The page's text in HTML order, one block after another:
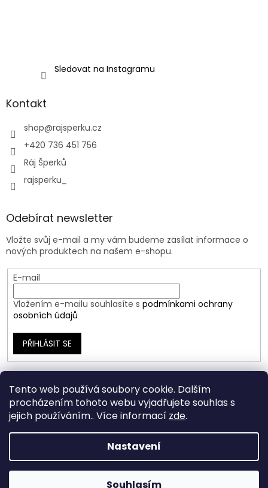
Tento web používá soubory cookie. Dalším
procházením tohoto webu vyjadřujete souhlas s
jejich používáním.. Více informací zde.
Nastavení
Souhlasím
Sledovat na Instagramu
Kontakt
shop@rajsperku.cz
+420 736 451 756
Ráj Šperků
rajsperku_
Odebírat newsletter
Vložte svůj e-mail a my vám budeme zasílat informace o
nových produktech na našem e-shopu.
E-mail
Vložením e-mailu souhlasíte s podmínkami ochrany
osobních údajů
PŘIHLÁSIT SE
Vytvořil Shoptet
Ráj Šperků . Všechna práva vyhrazena.